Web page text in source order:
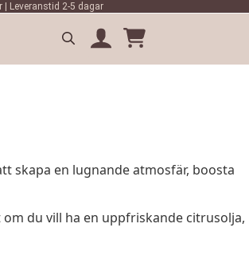
| Leveranstid 2-5 dagar
Search
skapa en lugnande atmosfär, boosta
du vill ha en uppfriskande citrusolja,